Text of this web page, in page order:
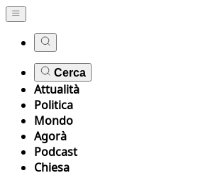
Cerca
Attualità
Politica
Mondo
Agorà
Podcast
Chiesa